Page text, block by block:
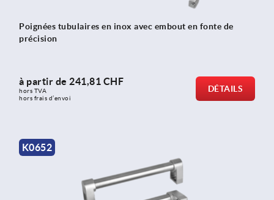
Poignées tubulaires en inox avec embout en fonte de
précision
à partir de 241,81 CHF
hors TVA
hors frais d’envoi
DÉTAILS
K0652